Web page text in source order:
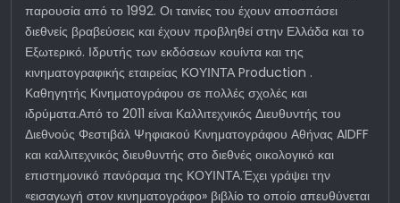
παρουσία από το 1992. Οι ταινίες του έχουν αποσπάσει
διεθνείς βραβεύσεις και έχουν προβληθεί στην Ελλάδα και το
Εξωτερικό. Ιδρυτής των εκδόσεων κουίντα και της
κινηματογραφικής εταιρείας ΚΟΥΙΝΤΑ Production .
Καθηγητής Κινηματογράφου σε πολλές σχολές και
ιδρύματα.Από το 2011 είναι Καλλιτεχνικός Διευθυντής του
Διεθνούς Φεστιβάλ Ψηφιακού Κινηματογράφου Αθήνας AIDFF
και καλλιτεχνικός διευθυντής στο διεθνές οικολογικό και
επιστημονικό πανόραμα της ΚΟΥΙΝΤΑ.Έχει γράψει την
«εισαγωγή στον κινηματογράφο» βιβλίο το οποίο απευθύνεται